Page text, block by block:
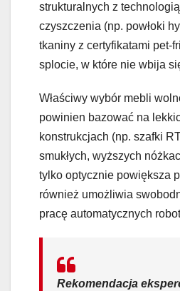
strukturalnych z
czyszczenia (np. powłoki
tkaniny z certyfikatami pet-
splocie, w które nie wbija
Właściwy wybór mebli
powinien bazować na
konstrukcjach (np. szafki
smukłych, wyższych
tylko optycznie powiększa
również umożliwia
pracę automatycznych
Rekomendacja